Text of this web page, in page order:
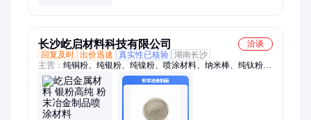
长沙屹启材料科技有限公司
洽谈
回复及时 出价迅速 真实性已核验 湖南长沙
主营： 纯铜粉、纯银粉、纯镍粉、喷涂材料、纳米棒、纯钛粉、
磁合金、锌合金、铝合金、钎焊工、钎焊粉、钼合金、基粉末、
钎焊膏、镍合金、磁粉芯、合金粉、铁硅铝、铜焊粉、金刚石、
模具钢、钛合金、银焊膏、金属粉、球形镍粉、金属铬粉